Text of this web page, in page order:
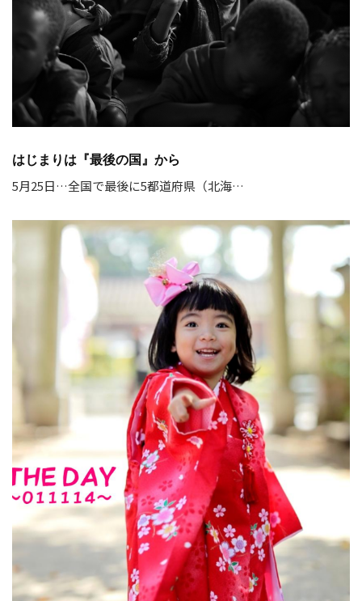
はじまりは『最後の国』から
5月25日…全国で最後に5都道府県（北海…